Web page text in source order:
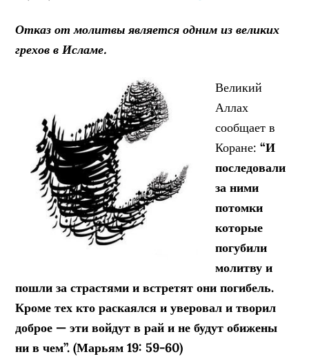
Отказ от молитвы является одним из великих
грехов в Исламе.
Великий
Аллах
сообщает в
Коране:“И
последовали
за ними
потомки
которые
погубили
молитву и
пошли за страстями и встретят они погибель.
Кроме тех кто раскаялся и уверовал и творил
доброе — эти войдут в рай и не будут обижены
ни в чем”. (Марьям 19: 59-60)